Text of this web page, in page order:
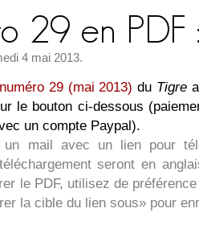
4 mai 2013.
numéro 29 (mai 2013) du Tigre
le bouton ci-dessous
un compte Paypal).
un mail avec un lien pour
seront en
le PDF, utilisez de
la cible du lien sous» pour